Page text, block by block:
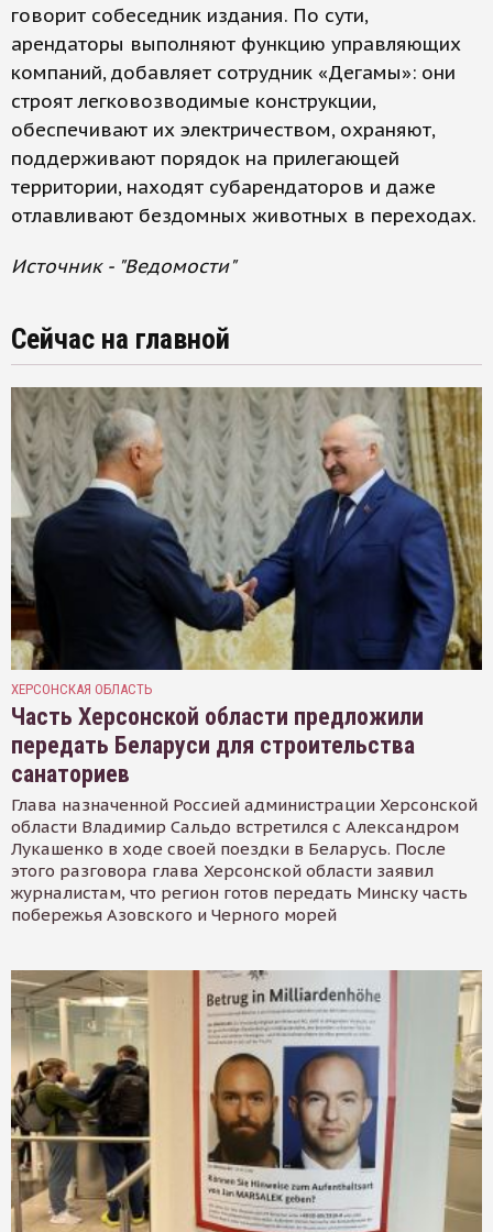
говорит собеседник издания. По сути,
арендаторы выполняют функцию управляющих
компаний, добавляет сотрудник «Дегамы»: они
строят легковозводимые конструкции,
обеспечивают их электричеством, охраняют,
поддерживают порядок на прилегающей
территории, находят субарендаторов и даже
отлавливают бездомных животных в переходах.
Источник - "Ведомости"
Сейчас на главной
ХЕРСОНСКАЯ ОБЛАСТЬ
Часть Херсонской области предложили
передать Беларуси для строительства
санаториев
Глава назначенной Россией администрации Херсонской
области Владимир Сальдо встретился с Александром
Лукашенко в ходе своей поездки в Беларусь. После
этого разговора глава Херсонской области заявил
журналистам, что регион готов передать Минску часть
побережья Азовского и Черного морей